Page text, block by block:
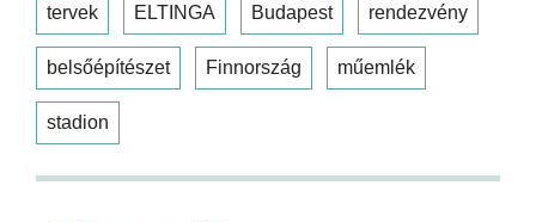
tervek ELTINGA Budapest rendezvény
belsőépítészet Finnország műemlék
stadion